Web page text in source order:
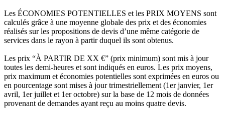
Les ÉCONOMIES POTENTIELLES et les PRIX MOYENS sont
calculés grâce à une moyenne globale des prix et des économies
réalisés sur les propositions de devis d’une même catégorie de
services dans le rayon à partir duquel ils sont obtenus.
Les prix “À PARTIR DE XX €” (prix minimum) sont mis à jour
toutes les demi-heures et sont indiqués en euros. Les prix moyens,
prix maximum et économies potentielles sont exprimées en euros ou
en pourcentage sont mises à jour trimestriellement (1er janvier, 1er
avril, 1er juillet et 1er octobre) sur la base de 12 mois de données
provenant de demandes ayant reçu au moins quatre devis.